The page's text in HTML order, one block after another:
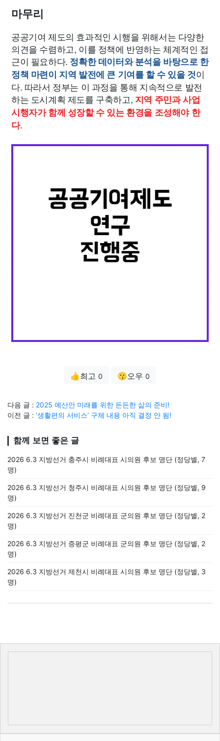
마무리
공공기여 제도의 효과적인 시행을 위해서는 다양한
의견을 수렴하고, 이를 정책에 반영하는 체계적인 접
근이 필요하다. 정확한 데이터와 분석을 바탕으로 한
정책 마련이 지역 발전에 큰 기여를 할 수 있을 것이
다. 따라서 정부는 이 과정을 통해 지속적으로 발전
하는 도시계획 제도를 구축하고, 지역 주민과 사업
시행자가 함께 성장할 수 있는 환경을 조성해야 한
다.
👍최고 0 😗오우 0
다음 글 : 2025 예산안 미래를 위한 든든한 삶의 준비!
이전 글 : ‘생활편의 서비스’ 구체 내용 아직 결정 안 됨!
함께 보면 좋은 글
2026 6.3 지방선거 충주시 비례대표 시의원 후보 명단 (정당별, 7
명)
2026 6.3 지방선거 청주시 비례대표 시의원 후보 명단 (정당별, 9
명)
2026 6.3 지방선거 진천군 비례대표 군의원 후보 명단 (정당별, 2
명)
2026 6.3 지방선거 증평군 비례대표 군의원 후보 명단 (정당별, 2
명)
2026 6.3 지방선거 제천시 비례대표 시의원 후보 명단 (정당별, 3
명)